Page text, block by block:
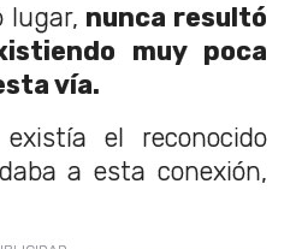
lugar, nunca resultó
muy poca
vía.
el reconocido
a esta conexión,